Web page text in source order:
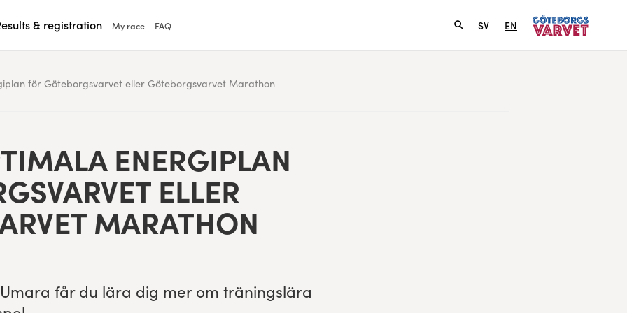
& registration My race FAQ SV EN
för Göteborgsvarvet eller Göteborgsvarvet Marathon
ENERGI­PLAN
ELLER
MARATHON
får du lära dig mer om trän­ingslära